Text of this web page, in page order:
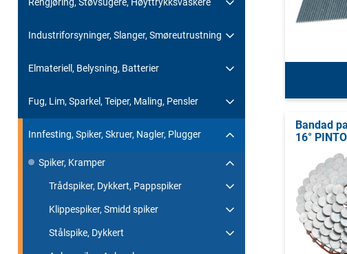
Industriforsyninger, Slanger, Smøreutrustning
Elmateriell, Belysning, Batterier
Fug, Lim, Sparkel, Teiper, Maling, Pensler
Innfesting, Spiker, Skruer, Nagler, Plugger
Spiker, Kramper
Trådspiker, Dykkert, Pappspiker
Klippespiker, Smidd spiker
Stålspike, Dykkert
Bandad
16°